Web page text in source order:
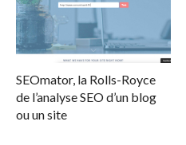
SEOmator, la Rolls-Royce
de l’analyse SEO d’un blog
ou un site